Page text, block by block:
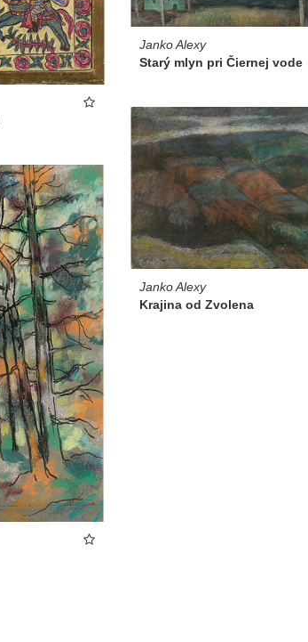
Janko Alexy
Starý mlyn pri Čiernej vode
Janko Alexy
Krajina od Zvolena